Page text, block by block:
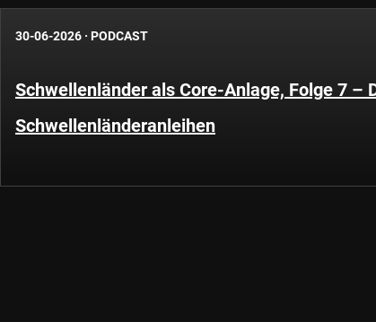
30-06-2026 · PODCAST
Schwellenländer als Core-Anlage, Folge 7 –
Schwellenländeranleihen